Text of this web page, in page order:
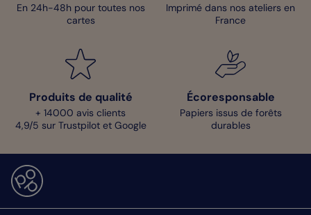
En 24h-48h pour toutes nos
cartes
Imprimé dans nos ateliers en
France
Produits de qualité
+ 14000 avis clients
4,9/5 sur Trustpilot et Google
Écoresponsable
Papiers issus de forêts
durables